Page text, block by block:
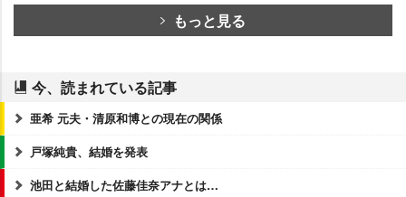
もっと見る
今、読まれている記事
亜希 元夫・清原和博との現在の関係
戸塚純貴、結婚を発表
池田と結婚した佐藤佳奈アナとは…